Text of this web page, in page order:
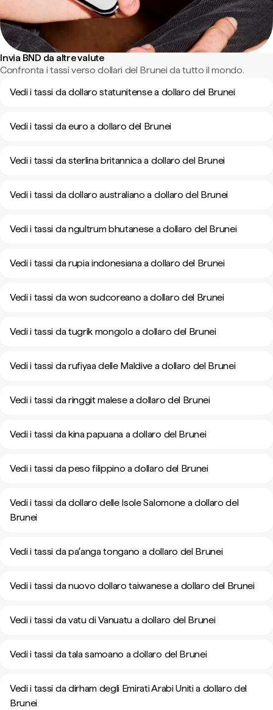
Invia BND da altre valute
Confronta i tassi verso dollari del Brunei da tutto il mondo.
Vedi i tassi da dollaro statunitense a dollaro del Brunei
Vedi i tassi da euro a dollaro del Brunei
Vedi i tassi da sterlina britannica a dollaro del Brunei
Vedi i tassi da dollaro australiano a dollaro del Brunei
Vedi i tassi da ngultrum bhutanese a dollaro del Brunei
Vedi i tassi da rupia indonesiana a dollaro del Brunei
Vedi i tassi da won sudcoreano a dollaro del Brunei
Vedi i tassi da tugrik mongolo a dollaro del Brunei
Vedi i tassi da rufiyaa delle Maldive a dollaro del Brunei
Vedi i tassi da ringgit malese a dollaro del Brunei
Vedi i tassi da kina papuana a dollaro del Brunei
Vedi i tassi da peso filippino a dollaro del Brunei
Vedi i tassi da dollaro delle Isole Salomone a dollaro del
Brunei
Vedi i tassi da paʻanga tongano a dollaro del Brunei
Vedi i tassi da nuovo dollaro taiwanese a dollaro del Brunei
Vedi i tassi da vatu di Vanuatu a dollaro del Brunei
Vedi i tassi da tala samoano a dollaro del Brunei
Vedi i tassi da dirham degli Emirati Arabi Uniti a dollaro del
Brunei